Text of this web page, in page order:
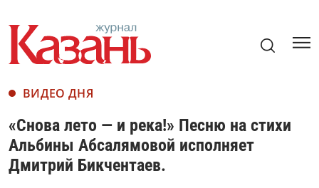
ВИДЕО ДНЯ
«Снова лето — и река!» Песню на стихи
Альбины Абсалямовой исполняет
Дмитрий Бикчентаев.